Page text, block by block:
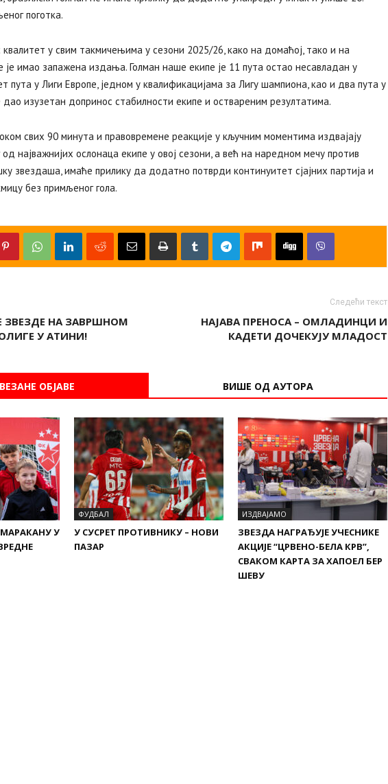
поготка.
у свим такмичењима у сезони 2025/26, како на домаћој, тако и на
је имао запажена издања. Голман наше екипе је 11 пута остао несавладан у
пута у Лиги Европе, једном у квалификацијама за Лигу шампиона, као и два пута у
дао изузетан допринос стабилности екипе и оствареним резултатима.
свих 90 минута и правовремене реакције у кључним моментима издвајају
најважнијих ослонаца екипе у овој сезони, а већ на наредном мечу против
звездаша, имаће прилику да додатно потврди континуитет сјајних партија и
без примљеног гола.
ЗВЕЗДЕ НА ЗАВРШНОМ
У АТИНИ!
Следећи текст
НАЈАВА ПРЕНОСА – ОМЛАДИНЦИ И
КАДЕТИ ДОЧЕКУЈУ МЛАДОСТ
ОБЈАВЕ ВИШЕ ОД АУТОРА
У
ФУДБАЛ
У СУСРЕТ ПРОТИВНИКУ – НОВИ
ПАЗАР
ИЗДВАЈАМО
ЗВЕЗДА НАГРАЂУЈЕ УЧЕСНИКЕ
АКЦИЈЕ “ЦРВЕНО-БЕЛА КРВ”,
СВАКОМ КАРТА ЗА ХАПОЕЛ БЕР
ШЕВУ